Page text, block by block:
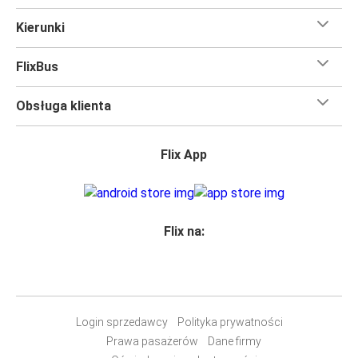
udogodnieniami
, więc
nawet jeśli wybierasz się w długą podróż, nie musisz się
Wszyscy podróżujący z biletamimają zagwarantowane
wybrać specjalne miejsce, możesz zrobić to podczas
miejsce ze stolikiem, panoramę lub dodatkowe, puste
Kierunki
FlixBus
Obsługa klienta
Flix App
Flix na:
Login sprzedawcy
Polityka prywatności
Prawa pasażerów
Dane firmy